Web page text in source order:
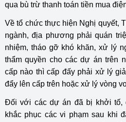
qua bù trừ thanh toán tiền mua
Về tổ chức thực hiện Nghị quyết,
ngành, địa phương phải quán
nhiệm, tháo gỡ khó khăn, xử lý
thẩm quyền cho các dự án trên
cấp nào thì cấp đấy phải xử lý
đẩy lên cấp trên hoặc xử lý vòng
Đối với các dự án đã bị khởi tố,
khắc phục các vi phạm sau khi